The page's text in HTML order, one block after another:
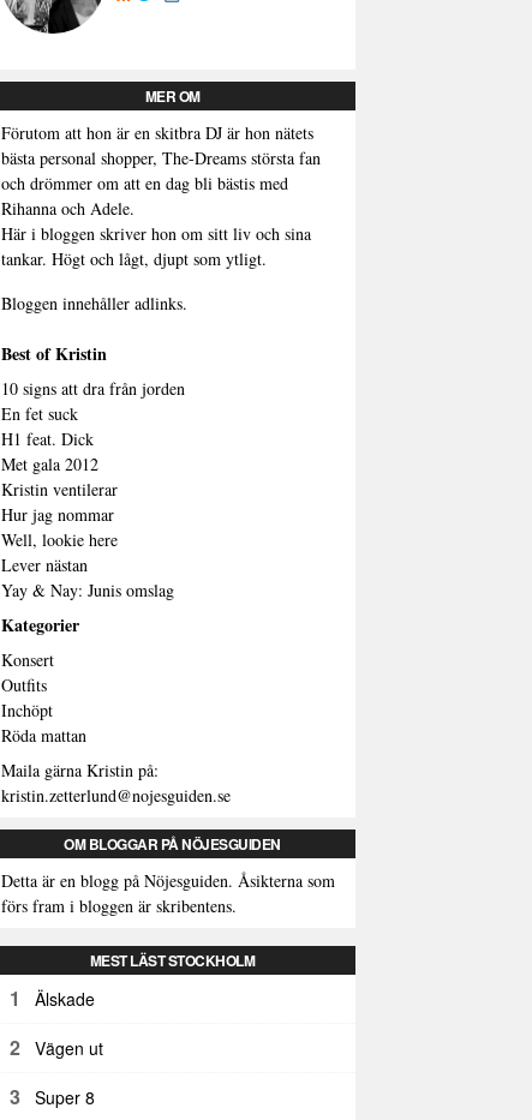
MER OM
Förutom att hon är en skitbra DJ är hon nätets
bästa personal shopper, The-Dreams största fan
och drömmer om att en dag bli bästis med
Rihanna och Adele.
Här i bloggen skriver hon om sitt liv och sina
tankar. Högt och lågt, djupt som ytligt.
Bloggen innehåller adlinks.
Best of Kristin
10 signs att dra från jorden
En fet suck
H1 feat. Dick
Met gala 2012
Kristin ventilerar
Hur jag nommar
Well, lookie here
Lever nästan
Yay & Nay: Junis omslag
Kategorier
Konsert
Outfits
Inchöpt
Röda mattan
Maila gärna Kristin på:
kristin.zetterlund@nojesguiden.se
OM BLOGGAR PÅ NÖJESGUIDEN
Detta är en blogg på Nöjesguiden. Åsikterna som
förs fram i bloggen är skribentens.
MEST LÄST STOCKHOLM
1 Älskade
2 Vägen ut
3 Super 8